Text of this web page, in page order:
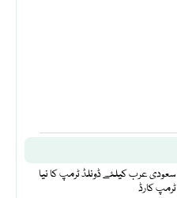
سعودی عرب کیلئے ڈونلڈ ٹرمپ کا نیا
ٹرمپ کارڈ